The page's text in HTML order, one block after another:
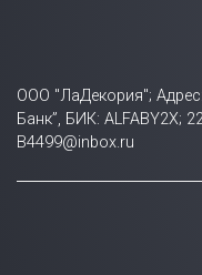
ООО "ЛаДекория";
Банк”, БИК: ALFABY2X;
B4499@inbox.ru